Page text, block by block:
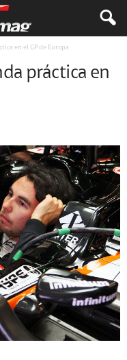
en el GP de Europa
práctica en